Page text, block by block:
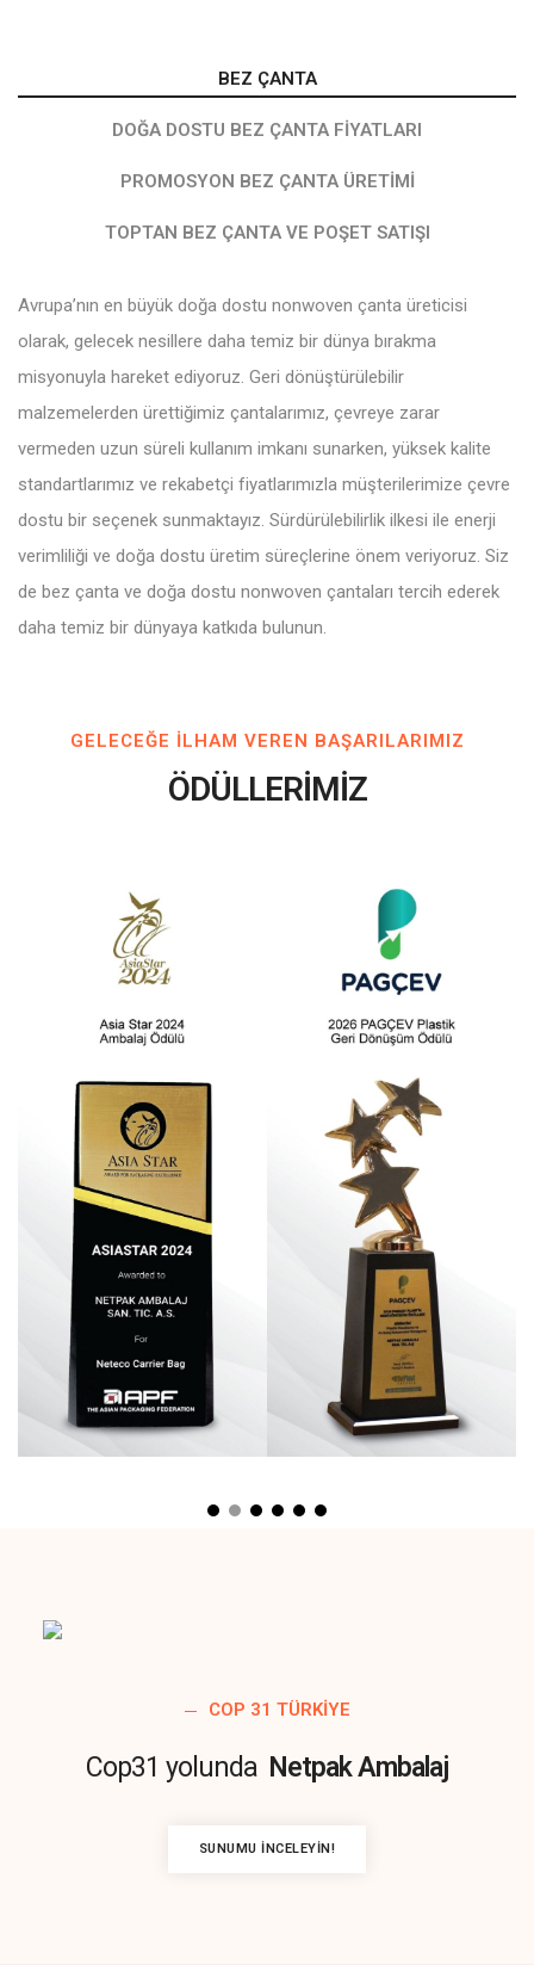
BEZ ÇANTA
DOĞA DOSTU BEZ ÇANTA FIYATLARI
PROMOSYON BEZ ÇANTA ÜRETIMI
TOPTAN BEZ ÇANTA VE POŞET SATIŞI
Avrupa’nın en büyük doğa dostu nonwoven çanta üreticisi
olarak, gelecek nesillere daha temiz bir dünya bırakma
misyonuyla hareket ediyoruz. Geri dönüştürülebilir
malzemelerden ürettiğimiz çantalarımız, çevreye zarar
vermeden uzun süreli kullanım imkanı sunarken, yüksek kalite
standartlarımız ve rekabetçi fiyatlarımızla müşterilerimize çevre
dostu bir seçenek sunmaktayız. Sürdürülebilirlik ilkesi ile enerji
verimliliği ve doğa dostu üretim süreçlerine önem veriyoruz. Siz
de bez çanta ve doğa dostu nonwoven çantaları tercih ederek
daha temiz bir dünyaya katkıda bulunun.
GELECEĞE ILHAM VEREN BAŞARILARIMIZ
ÖDÜLLERİMİZ
COP 31 TÜRKIYE
Cop31 yolunda Netpak Ambalaj
SUNUMU İNCELEYIN!